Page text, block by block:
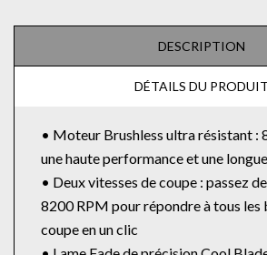
DESCRIPTION
DÉTAILS DU PRODUIT
• Moteur Brushless ultra résistant :
une haute performance et une
• Deux vitesses de coupe : passez
8200 RPM pour répondre à tous les
coupe en un clic